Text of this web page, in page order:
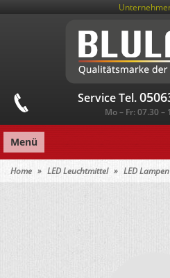
Service Tel.
Mo – Fr: 07.30 –
Menü
Home LED Leuchtmittel LED